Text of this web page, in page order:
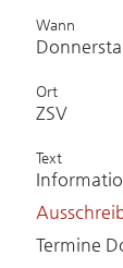
Wann
Ort
ZSV
Text
Termine